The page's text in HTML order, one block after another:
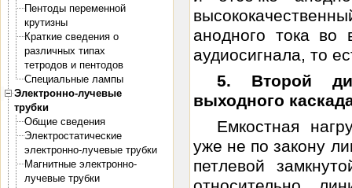
Пентоды переменной
крутизны
Краткие сведения о
различных типах
тетродов и пентодов
Специальные лампы
Электронно-лучевые
трубки
Общие сведения
Электростатические
электронно-лучевые трубки
Магнитные электронно-
лучевые трубки
анодного тока во
аудиосигнала, то
5. Второй
выходного
Емкостная
уже не по закону
петлевой